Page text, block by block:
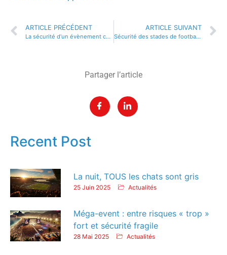
ARTICLE PRÉCÉDENT
La sécurité d’un évènement commence dès le montage et jusqu’au démontage
ARTICLE SUIVANT
Sécurité des stades de football en France : les clubs incités à agir en attendant la mise en place du plan d’action de la ligue
Partager l’article
Recent Post
La nuit, TOUS les chats sont gris
25 Juin 2025 Actualités
Méga-event : entre risques « trop »
fort et sécurité fragile
28 Mai 2025 Actualités